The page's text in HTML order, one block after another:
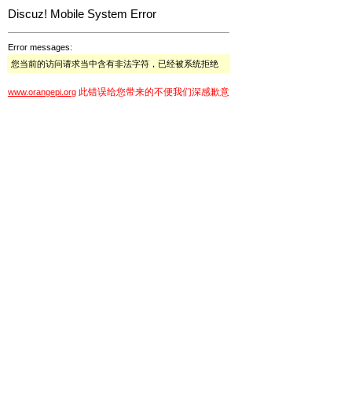
Discuz! Mobile System Error
Error messages:
您当前的访问请求当中含有非法字符，已经被系统拒绝
www.orangepi.org 此错误给您带来的不便我们深感歉意